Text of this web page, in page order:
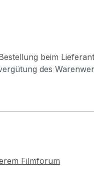
beim
des
Filmforum